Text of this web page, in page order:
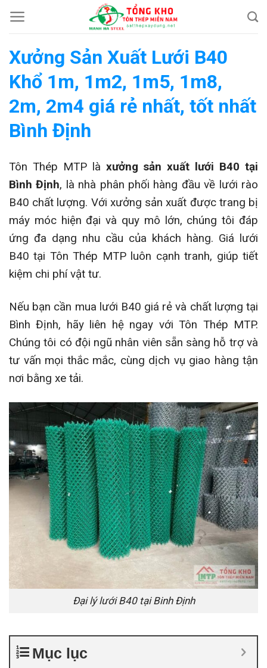
Chuyển
đến
dung
Xưởng Sản Xuất Lưới B40
Khổ 1m, 1m2, 1m5, 1m8,
2m, 2m4 giá rẻ nhất, tốt nhất
Bình Định
Tôn Thép MTP là xưởng sản xuất lưới B40 tại
Bình Định, là nhà phân phối hàng đầu về lưới rào
B40 chất lượng. Với xưởng sản xuất được trang bị
máy móc hiện đại và quy mô lớn, chúng tôi đáp
ứng đa dạng nhu cầu của khách hàng. Giá lưới
B40 tại Tôn Thép MTP luôn cạnh tranh, giúp tiết
kiệm chi phí vật tư.
Nếu bạn cần mua lưới B40 giá rẻ và chất lượng tại
Bình Định, hãy liên hệ ngay với Tôn Thép MTP.
Chúng tôi có đội ngũ nhân viên sẵn sàng hỗ trợ và
tư vấn mọi thắc mắc, cùng dịch vụ giao hàng tận
nơi bằng xe tải.
Đại lý lưới B40 tại Binh Định
Mục lục